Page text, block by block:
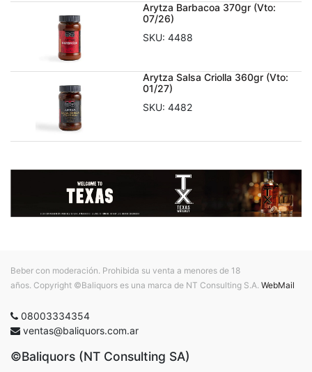
Arytza Barbacoa 370gr (Vto:
07/26)
SKU: 4488
Arytza Salsa Criolla 360gr (Vto:
01/27)
SKU: 4482
Beber con moderación. Prohibida su venta a menores de 18
años. Copyright ©Baliquors es una marca de NT Consulting S.A. WebMail
08003334354
ventas@baliquors.com.ar
©Baliquors (NT Consulting SA)